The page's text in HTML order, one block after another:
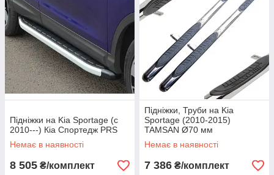
Підніжки на Kia Sportage (c
2010---) Кіа Спортедж PRS
Немає в наявності
8 505 ₴/комплект
Підніжки, Труби на Kia
Sportage (2010-2015)
TAMSAN Ø70 мм
Немає в наявності
7 386 ₴/комплект